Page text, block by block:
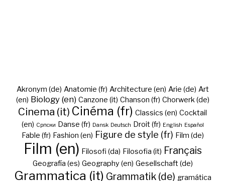
Akronym (de) Anatomie (fr) Architecture (en) Arie (de) Art
(en) Biology (en) Canzone (it) Chanson (fr) Chorwerk (de)
Cinema (it) Cinéma (fr) Classics (en) Cocktail
(en) Cрпски Danse (fr) Dansk Deutsch Droit (fr) English Español
Fable (fr) Fashion (en) Figure de style (fr) Film (de)
Film (en) Filosofi (da) Filosofia (it) Français
Geografía (es) Geography (en) Gesellschaft (de)
Grammatica (it) Grammatik (de) gramática